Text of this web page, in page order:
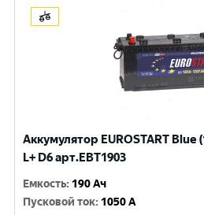
Аккумулятор EUROSTART Blue
L+ D6 арт.EBT1903
Емкость: 190 Ач
Пусковой ток: 1050 A